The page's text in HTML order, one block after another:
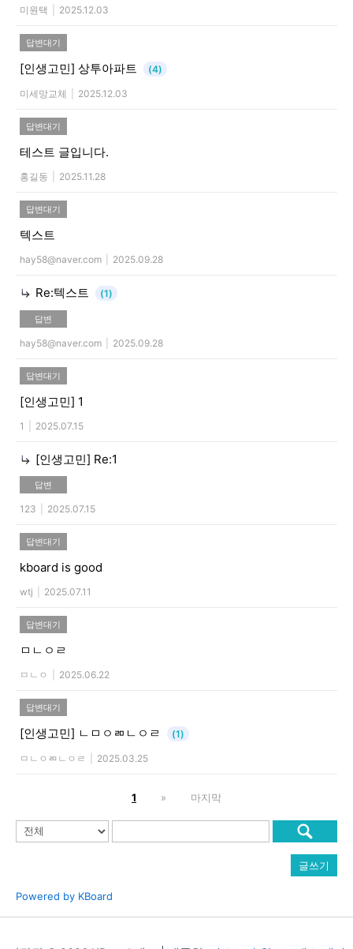
미원택 2025.12.03
답변대기
[인생고민] 상투아파트 (4)
미세망교체 2025.12.03
답변대기
테스트 글입니다.
홍길동 2025.11.28
답변대기
텍스트
hay58@naver.com 2025.09.28
Re:텍스트 (1)
답변
hay58@naver.com 2025.09.28
답변대기
[인생고민] 1
1 2025.07.15
[인생고민] Re:1
답변
123 2025.07.15
답변대기
kboard is good
wtj 2025.07.11
답변대기
ㅁㄴㅇㄹ
ㅁㄴㅇ 2025.06.22
답변대기
[인생고민] ㄴㅁㅇㄻㄴㅇㄹ (1)
ㅁㄴㅇㄻㄴㅇㄹ 2025.03.25
1 » 마지막
글쓰기
Powered by KBoard